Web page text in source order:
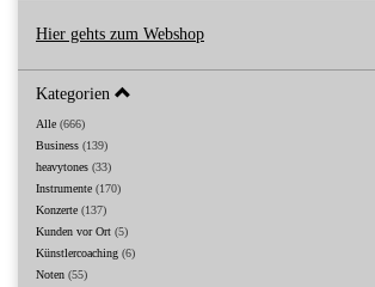
Hier gehts zum Webshop
Kategorien
Alle (666)
Business (139)
heavytones (33)
Instrumente (170)
Konzerte (137)
Kunden vor Ort (5)
Künstlercoaching (6)
Noten (55)